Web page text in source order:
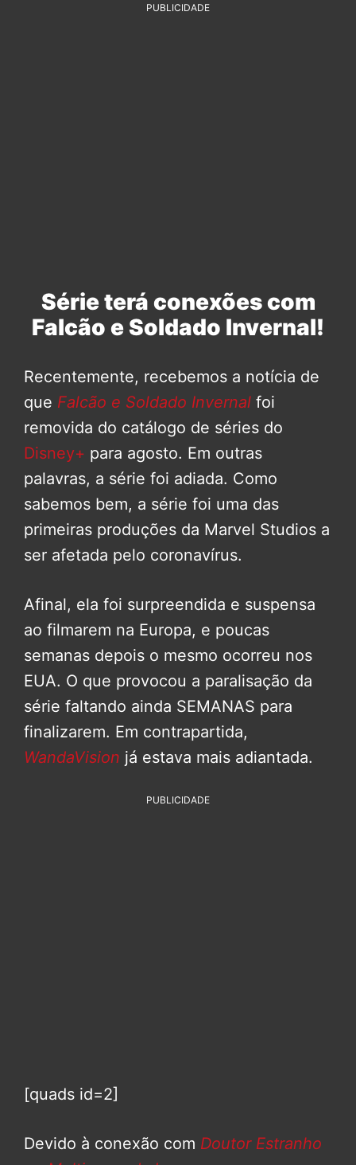
PUBLICIDADE
Série terá conexões com
Falcão e Soldado Invernal!
Recentemente, recebemos a notícia de
que Falcão e Soldado Invernal foi
removida do catálogo de séries do
Disney+ para agosto. Em outras
palavras, a série foi adiada. Como
sabemos bem, a série foi uma das
primeiras produções da Marvel Studios a
ser afetada pelo coronavírus.
Afinal, ela foi surpreendida e suspensa
ao filmarem na Europa, e poucas
semanas depois o mesmo ocorreu nos
EUA. O que provocou a paralisação da
série faltando ainda SEMANAS para
finalizarem. Em contrapartida,
WandaVision já estava mais adiantada.
PUBLICIDADE
[quads id=2]
Devido à conexão com Doutor Estranho